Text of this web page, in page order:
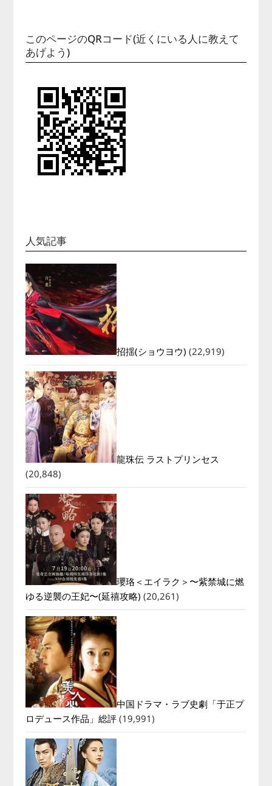
このページのQRコード(近くにいる人に教えて
あげよう)
人気記事
招揺(ショウヨウ) (22,919)
龍珠伝 ラストプリンセス
(20,848)
瓔珞＜エイラク＞〜紫禁城に燃
ゆる逆襲の王妃〜(延禧攻略) (20,261)
中国ドラマ・ラブ史劇「于正プ
ロデュース作品」総評 (19,991)